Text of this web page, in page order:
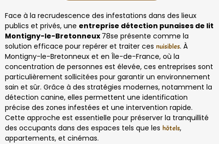
Face à la recrudescence des infestations dans des lieux
publics et privés, une entreprise détection punaises de lit
Montigny-le-Bretonneux 78se présente comme la
solution efficace pour repérer et traiter ces nuisibles. À
Montigny-le-Bretonneux et en Île-de-France, où la
concentration de personnes est élevée, ces entreprises sont
particulièrement sollicitées pour garantir un environnement
sain et sûr. Grâce à des stratégies modernes, notamment la
détection canine, elles permettent une identification
précise des zones infestées et une intervention rapide.
Cette approche est essentielle pour préserver la tranquillité
des occupants dans des espaces tels que les hôtels,
appartements, et cinémas.